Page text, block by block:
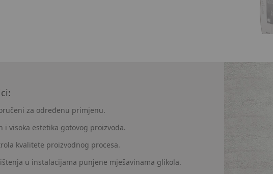
za određenu primjenu.
i visoka estetika gotovog proizvoda.
kvalitete proizvodnog procesa.
u instalacijama punjene mješavinama glikola.